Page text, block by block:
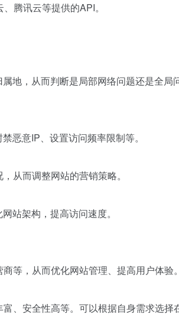
腾讯云等提供的API。
地，从而判断是局部网络问题还是全局
恶意IP、设置访问频率限制等。
从而调整网站的营销策略。
站架构，提高访问速度。
等，从而优化网站管理、提高用户体验
、安全性高等。可以根据自身需求选择